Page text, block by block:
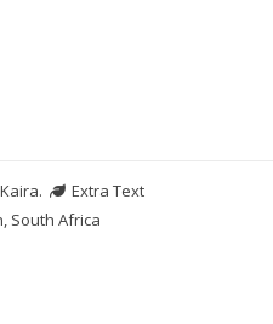
Kaira.
Extra Text
South Africa